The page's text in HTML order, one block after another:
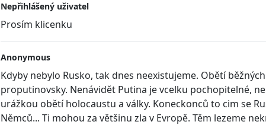
Nepřihlášený uživatel
Prosím klicenku
Anonymous
Kdyby nebylo Rusko, tak dnes neexistujeme. Obětí
proputinovsky. Nenávidět Putina je vcelku pochopitelné,
urážkou obětí holocaustu a války. Koneckonců to cim se
Němců... Ti mohou za většinu zla v Evropě. Těm lezeme